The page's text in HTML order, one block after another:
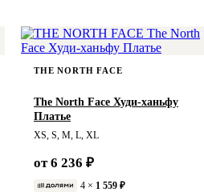
THE NORTH FACE
The North Face Худи-ханьфу
Платье
XS, S, M, L, XL
от 6 236 ₽
4 × 1 559 ₽